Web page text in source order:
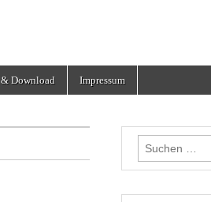
& Download Impressum
Suchen
nach: